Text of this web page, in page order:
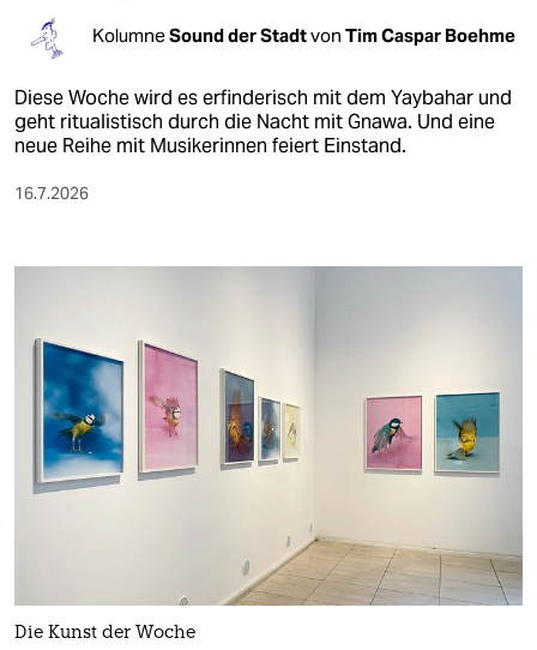
KolumneSound der Stadtvon Tim Caspar Boehme
Diese Woche wird es erfinderisch mit dem Yaybahar und
geht ritualistisch durch die Nacht mit Gnawa. Und eine
neue Reihe mit Musikerinnen feiert Einstand.
16.7.2026
Die Kunst der Woche